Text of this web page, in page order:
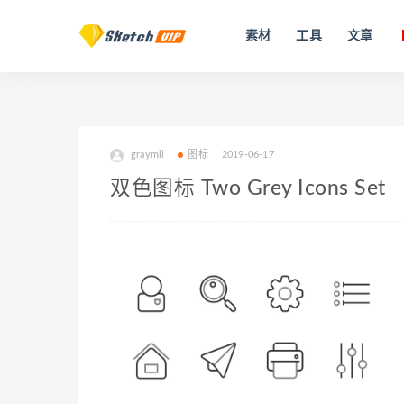
素材 工具 文章
graymii 图标 2019-06-17
双色图标 Two Grey Icons Set